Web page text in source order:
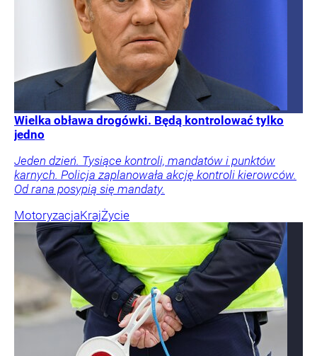
Wielka obława drogówki. Będą kontrolować tylko
jedno
Jeden dzień. Tysiące kontroli, mandatów i punktów
karnych. Policja zaplanowała akcję kontroli kierowców.
Od rana posypią się mandaty.
MotoryzacjaKrajŻycie